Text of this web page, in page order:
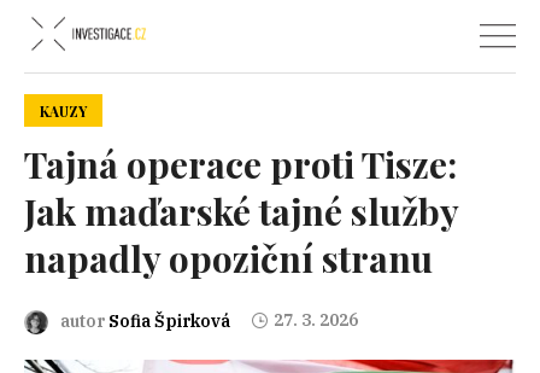
KAUZY
Tajná operace proti Tisze:
Jak maďarské tajné služby
napadly opoziční stranu
autor Sofia Špirková 27. 3. 2026